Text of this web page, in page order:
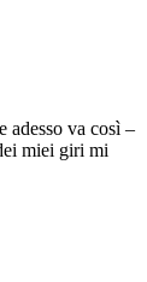
adesso va così –
miei giri mi